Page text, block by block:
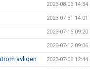
2023-08-06 14:34
2023-07-31 14:01
2023-07-16 09:20
2023-07-12 09:06
avliden 2023-07-06 12:44